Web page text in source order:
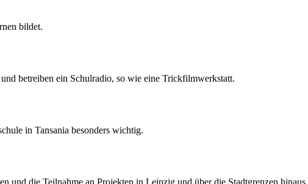
bildet.
betreiben ein Schulradio, so wie eine Trickfilmwerkstatt.
in Tansania besonders wichtig.
und die Teilnahme an Projekten in Leipzig und über die Stadtgrenzen hinaus.